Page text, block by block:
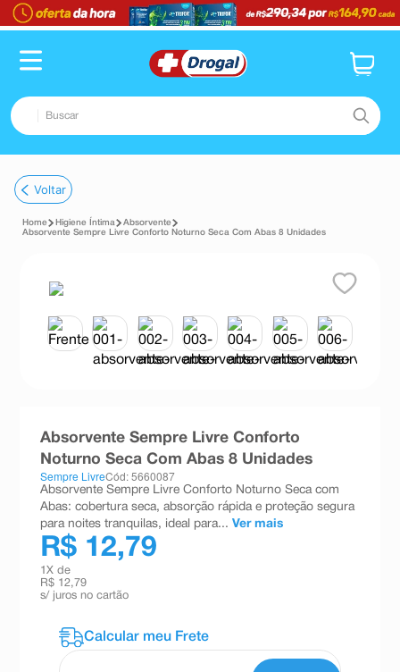
Buscar
1º fralda
2º dipirona
tadalafila
minoxidil
desodorante
absorvente
10ºshampoo
Voltar
Higiene Íntima
Absorvente
Absorvente Sempre Livre Conforto Noturno Seca Com Abas 8 Unidades
Absorvente Sempre Livre Conforto
Noturno Seca Com Abas 8 Unidades
Sempre LivreCód: 5660087
Absorvente Sempre Livre Conforto Noturno Seca com
Abas: cobertura seca, absorção rápida e proteção segura
para noites tranquilas, ideal para... Ver mais
R$ 12,79
1 X de
R$ 12,79
s/ juros no cartão